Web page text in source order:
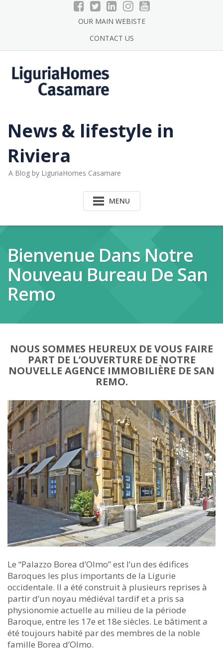
OUR MAIN WEBISTE
CONTACT US
News & lifestyle in
Riviera
A Blog by LiguriaHomes Casamare
MENU
Bienvenue Dans Notre
Nouveau Bureau De San
Remo
NOUS SOMMES HEUREUX DE VOUS FAIRE
PART DE L’OUVERTURE DE NOTRE
NOUVELLE AGENCE IMMOBILIÈRE DE SAN
REMO.
Le “Palazzo Borea d’Olmo” est l’un des édifices
Baroques les plus importants de la Ligurie
occidentale. Il a été construit à plusieurs reprises à
partir d’un noyau médiéval tardif et a pris sa
physionomie actuelle au milieu de la période
Baroque, entre les 17e et 18e siècles. Le bâtiment a
été toujours habité par des membres de la noble
famille Borea d’Olmo.